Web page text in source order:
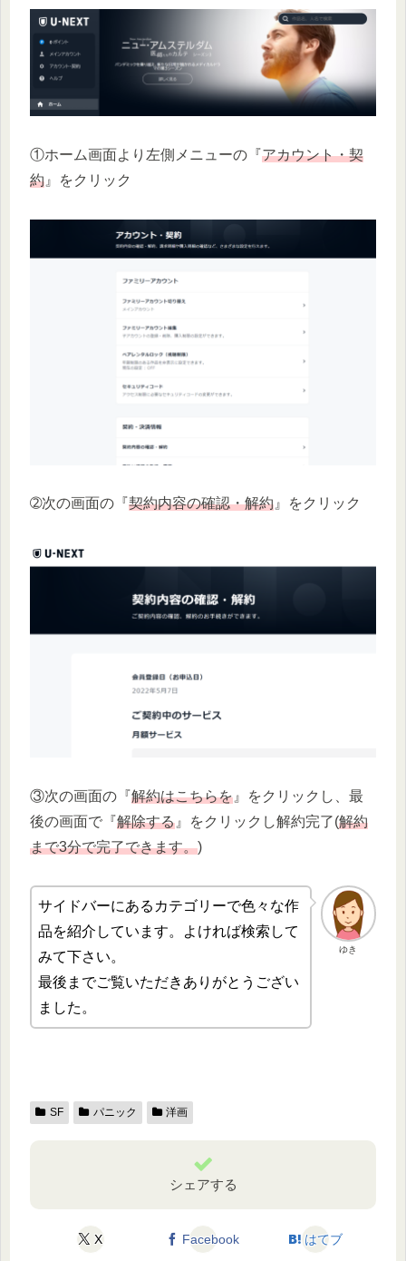
①ホーム画面より左側メニューの『アカウント・契
約 』をクリック
➁次の画面の『契約内容の確認・解約 』をクリック
③次の画面の『解約はこちらを 』をクリックし、最
後の画面で『解除する 』をクリックし解約完了(解約
まで3分で完了できます。)
ゆき
サイドバーにあるカテゴリーで色々な作
品を紹介しています。よければ検索して
みて下さい。
最後までご覧いただきありがとうござい
ました。
SF パニック 洋画
シェアする
X Facebook はてブ